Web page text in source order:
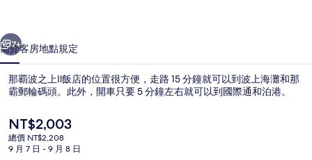
店
的
相
集
個
7+
簡介客房地點規定
那覇波之上Ⅱ飯店的位置很方便，走路 15 分鐘就可以到波上海灘和那
霸郵輪碼頭。此外，開車只要 5 分鐘左右就可以到國際通和泊港。
目
前
的
NT$2,003
總價 NT$2,208
9 月 7 日 - 9 月 8 日